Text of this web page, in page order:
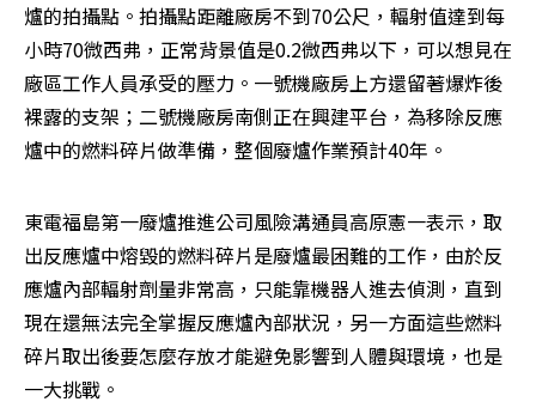
爐的拍攝點。拍攝點距離廠房不到70公尺，輻射值達到每
小時70微西弗，正常背景值是0.2微西弗以下，可以想見在
廠區工作人員承受的壓力。一號機廠房上方還留著爆炸後
裸露的支架；二號機廠房南側正在興建平台，為移除反應
爐中的燃料碎片做準備，整個廢爐作業預計40年。
東電福島第一廢爐推進公司風險溝通員高原憲一表示，取
出反應爐中熔毀的燃料碎片是廢爐最困難的工作，由於反
應爐內部輻射劑量非常高，只能靠機器人進去偵測，直到
現在還無法完全掌握反應爐內部狀況，另一方面這些燃料
碎片取出後要怎麼存放才能避免影響到人體與環境，也是
一大挑戰。